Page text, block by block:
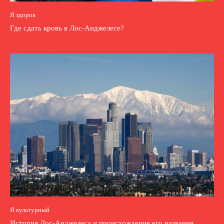
Я здоров
Где сдать кровь в Лос-Анджелесе?
Я культурный